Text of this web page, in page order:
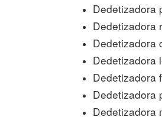
Dedetizadora
Dedetizadora
Dedetizadora
Dedetizadora
Dedetizadora
Dedetizadora
Dedetizadora